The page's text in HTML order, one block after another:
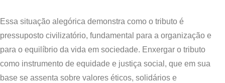
​Essa situação alegórica demonstra como o tributo é
pressuposto civilizatório, fundamental para a organização e
para o equilíbrio da vida em sociedade. Enxergar o tributo
como instrumento de equidade e justiça social, que em sua
base se assenta sobre valores éticos, solidários e